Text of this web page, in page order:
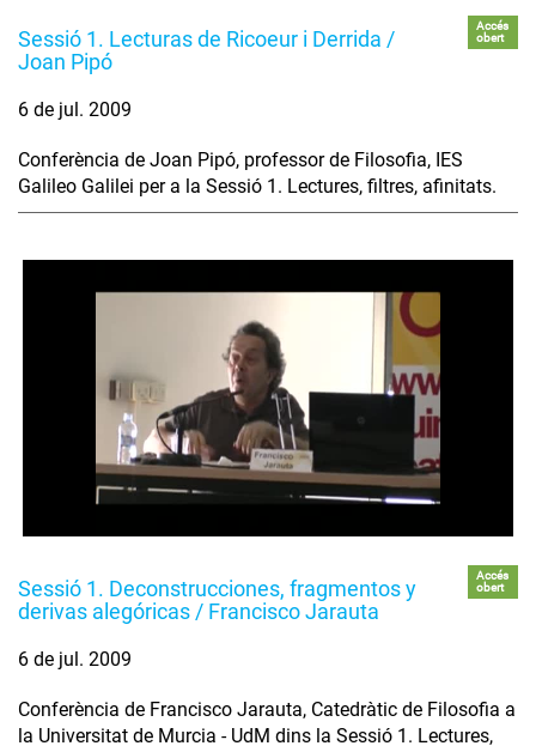
Sessió 1. Lecturas de Ricoeur i Derrida /
Joan Pipó
Accés
obert
6 de jul. 2009
Conferència de Joan Pipó, professor de Filosofia, IES
Galileo Galilei per a la Sessió 1. Lectures, filtres, afinitats.
Sessió 1. Deconstrucciones, fragmentos y
derivas alegóricas / Francisco Jarauta
Accés
obert
6 de jul. 2009
Conferència de Francisco Jarauta, Catedràtic de Filosofia a
la Universitat de Murcia - UdM dins la Sessió 1. Lectures,